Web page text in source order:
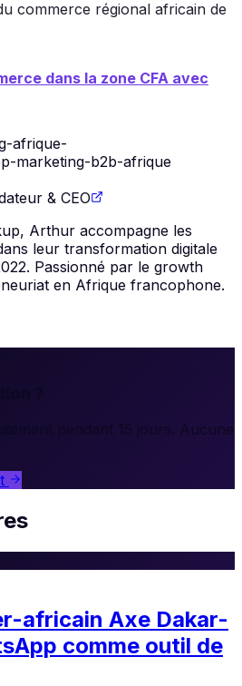
commerce régional africain de
dans la zone CFA avec
afrique-
marketing-b2b-afrique
& CEO
Arthur accompagne les
leur transformation digitale
Passionné par le growth
en Afrique francophone.
pendant 15 jours. Aucune
africain Axe Dakar-
comme outil de